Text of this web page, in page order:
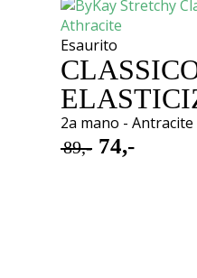
Esaurito
2a mano - Antracite
89,- 74,-
Huidige